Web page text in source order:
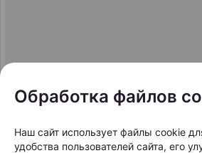
Обработка файлов
Наш сайт использует файлы cookie
удобства пользователей сайта, его